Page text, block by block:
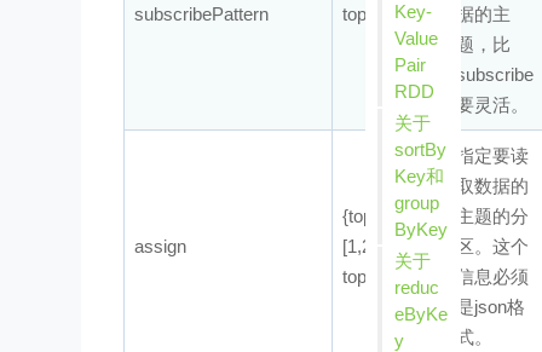
subscribePattern topic.*
据的主
题，比
subscribe
要灵活。
assign
{topic1:
[1,2],
topic2:[3,4]}
指定要读
取数据的
主题的分
区。这个
信息必须
是json格
式。
Key-
Value
Pair
RDD
关于
sortBy
Key和
group
ByKey
关于
reduc
eByKe
y